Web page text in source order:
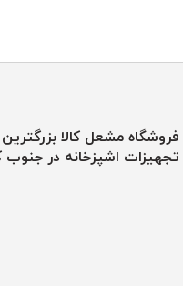
فروشگاه مشعل کالا
تجهیزات اشپزخانه در جنوب